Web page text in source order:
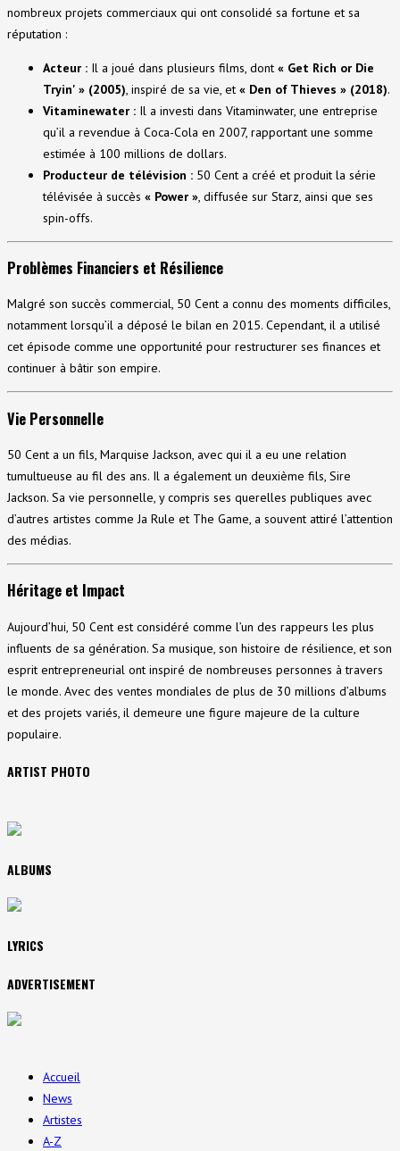
nombreux projets commerciaux qui ont consolidé sa fortune et sa
réputation :
Acteur : Il a joué dans plusieurs films, dont « Get Rich or Die
Tryin' » (2005), inspiré de sa vie, et « Den of Thieves » (2018).
Vitaminewater : Il a investi dans Vitaminwater, une entreprise
qu’il a revendue à Coca-Cola en 2007, rapportant une somme
estimée à 100 millions de dollars.
Producteur de télévision : 50 Cent a créé et produit la série
télévisée à succès « Power », diffusée sur Starz, ainsi que ses
spin-offs.
Problèmes Financiers et Résilience
Malgré son succès commercial, 50 Cent a connu des moments difficiles,
notamment lorsqu’il a déposé le bilan en 2015. Cependant, il a utilisé
cet épisode comme une opportunité pour restructurer ses finances et
continuer à bâtir son empire.
Vie Personnelle
50 Cent a un fils, Marquise Jackson, avec qui il a eu une relation
tumultueuse au fil des ans. Il a également un deuxième fils, Sire
Jackson. Sa vie personnelle, y compris ses querelles publiques avec
d’autres artistes comme Ja Rule et The Game, a souvent attiré l’attention
des médias.
Héritage et Impact
Aujourd’hui, 50 Cent est considéré comme l’un des rappeurs les plus
influents de sa génération. Sa musique, son histoire de résilience, et son
esprit entrepreneurial ont inspiré de nombreuses personnes à travers
le monde. Avec des ventes mondiales de plus de 30 millions d’albums
et des projets variés, il demeure une figure majeure de la culture
populaire.
ARTIST PHOTO
ALBUMS
LYRICS
ADVERTISEMENT
Accueil
News
Artistes
A-Z